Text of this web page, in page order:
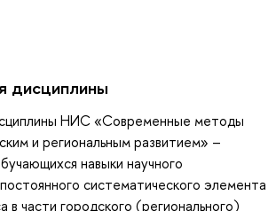
дисциплины
НИС «Современные методы
и региональным развитием» –
навыки научного
систематического элемента
в части городского (регионального)